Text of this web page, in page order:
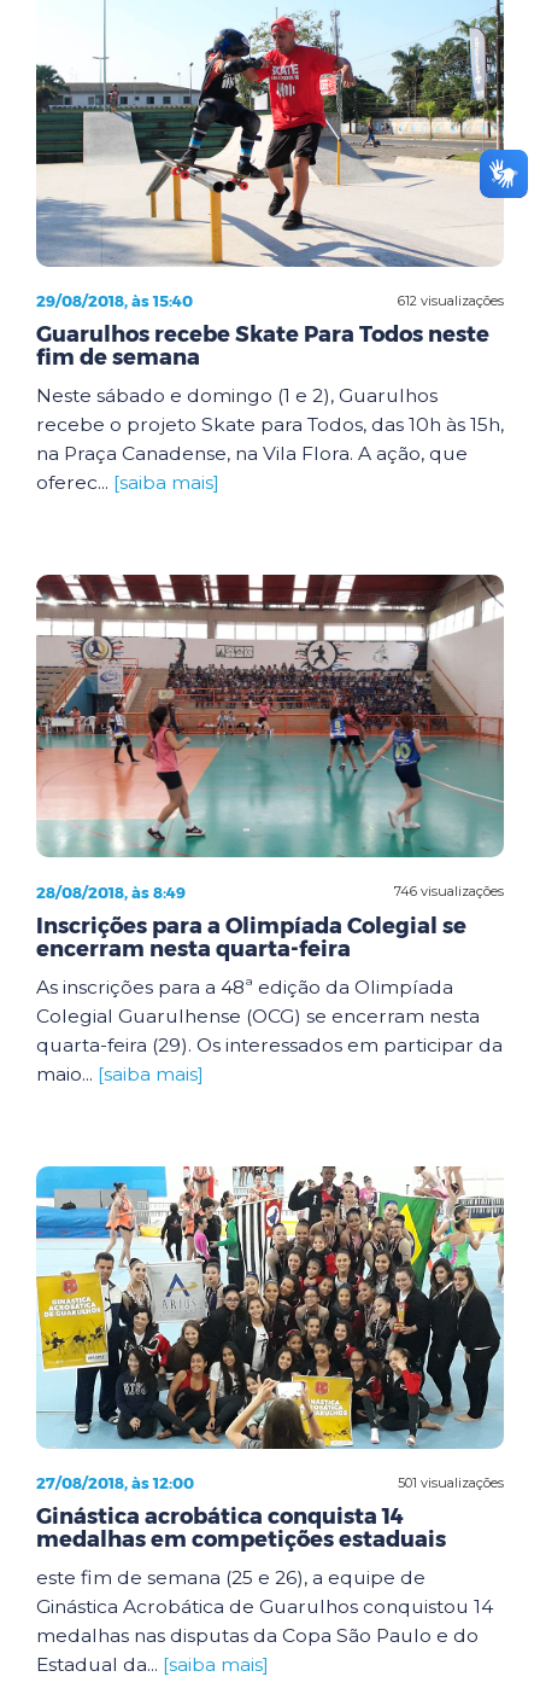
612 visualizações
29/08/2018, às 15:40
Guarulhos recebe Skate Para Todos neste
fim de semana
Neste sábado e domingo (1 e 2), Guarulhos
recebe o projeto Skate para Todos, das 10h às 15h,
na Praça Canadense, na Vila Flora. A ação, que
oferec... [saiba mais]
746 visualizações
28/08/2018, às 8:49
Inscrições para a Olimpíada Colegial se
encerram nesta quarta-feira
As inscrições para a 48ª edição da Olimpíada
Colegial Guarulhense (OCG) se encerram nesta
quarta-feira (29). Os interessados em participar da
maio... [saiba mais]
501 visualizações
27/08/2018, às 12:00
Ginástica acrobática conquista 14
medalhas em competições estaduais
este fim de semana (25 e 26), a equipe de
Ginástica Acrobática de Guarulhos conquistou 14
medalhas nas disputas da Copa São Paulo e do
Estadual da... [saiba mais]